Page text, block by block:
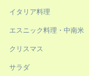
イタリア料理
エスニック料理・中南米
クリスマス
サラダ